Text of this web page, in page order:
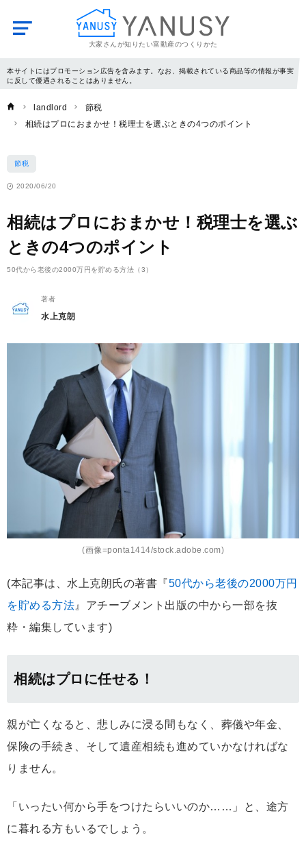
大家さんが知りたい富動産のつくりかた
YANUSY
本サイトにはプロモーション広告を含みます。なお、掲載されている商品等の情報が事実
に反して優遇されることはありません。
landlord
節税
相続はプロにおまかせ！税理士を選ぶときの4つのポイント
節税
2020/06/20
相続はプロにおまかせ！税理士を選ぶ
ときの4つのポイント
50代から老後の2000万円を貯める方法（3）
著者
水上克朗
(画像=ponta1414/stock.adobe.com)
(本記事は、水上克朗氏の著書『50代から老後の2000万円
を貯める方法 』アチーブメント出版の中から一部を抜
粋・編集しています)
相続はプロに任せる！
親が亡くなると、悲しみに浸る間もなく、葬儀や年金、
保険の手続き、そして遺産相続も進めていかなければな
りません。
「いったい何から手をつけたらいいのか……」と、途方
に暮れる方もいるでしょう。